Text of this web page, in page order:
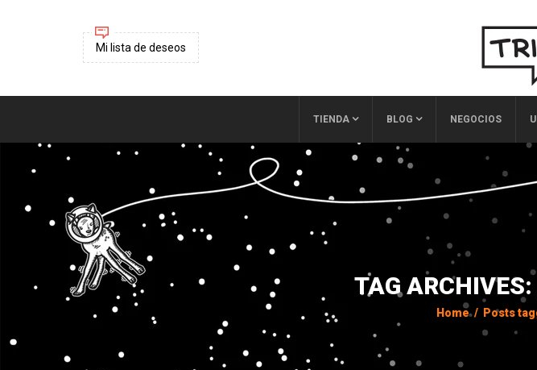
Mi lista de deseos
TIENDA BLOG NEGOCIOS
TAG
Home / Posts